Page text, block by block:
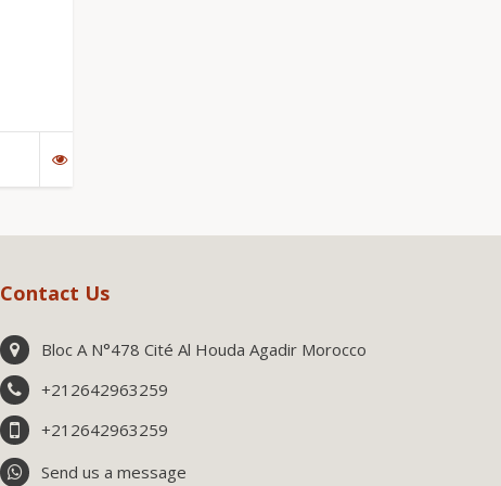
Contact Us
Bloc A N°478 Cité Al Houda Agadir Morocco
+212642963259
+212642963259
Send us a message